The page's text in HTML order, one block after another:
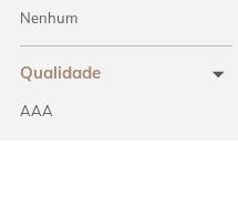
Nenhum
Qualidade
AAA